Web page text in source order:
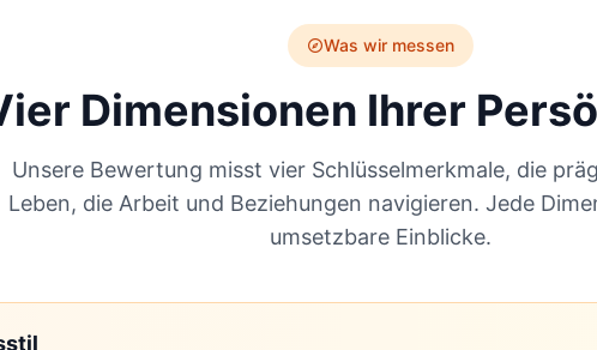
Was wir messen
Dimensionen Ihrer
Unsere Bewertung misst vier Schlüsselmerkmale, die
Leben, die Arbeit und Beziehungen navigieren. Jede
umsetzbare Einblicke.